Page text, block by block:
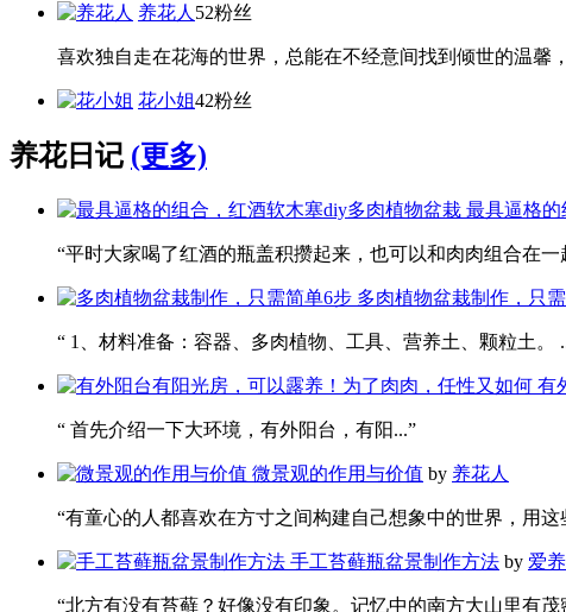
养花人 52粉丝
喜欢独自走在花海的世界，总能在不经意间找到倾世的温馨
花小姐42粉丝
养花日记 (更多)
最具逼格
“平时大家喝了红酒的瓶盖积攒起来，也可以和肉肉组合在一
多肉植物盆栽制作，只
“ 1、材料准备：容器、多肉植物、工具、营养土、颗粒土。
有
“ 首先介绍一下大环境，有外阳台，有阳...”
微景观的作用与价值 by 养花人
“有童心的人都喜欢在方寸之间构建自己想象中的世界，用这
手工苔藓瓶盆景制作方法 by 爱
“北方有没有苔藓？好像没有印象。记忆中的南方大山里有茂